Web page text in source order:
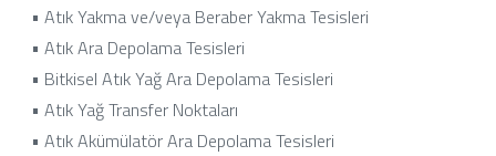
• Atık Yakma ve/veya Beraber Yakma Tesisleri
• Atık Ara Depolama Tesisleri
• Bitkisel Atık Yağ Ara Depolama Tesisleri
• Atık Yağ Transfer Noktaları
• Atık Akümülatör Ara Depolama Tesisleri